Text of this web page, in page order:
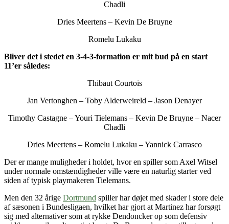
Chadli
Dries Meertens – Kevin De Bruyne
Romelu Lukaku
Bliver det i stedet en 3-4-3-formation er mit bud på en start
11’er således:
Thibaut Courtois
Jan Vertonghen – Toby Alderweireld – Jason Denayer
Timothy Castagne – Youri Tielemans – Kevin De Bruyne – Nacer
Chadli
Dries Meertens – Romelu Lukaku – Yannick Carrasco
Der er mange muligheder i holdet, hvor en spiller som Axel Witsel
under normale omstændigheder ville være en naturlig starter ved
siden af typisk playmakeren Tielemans.
Men den 32 årige Dortmund spiller har døjet med skader i store dele
af sæsonen i Bundesligaen, hvilket har gjort at Martinez har forsøgt
sig med alternativer som at rykke Dendoncker op som defensiv